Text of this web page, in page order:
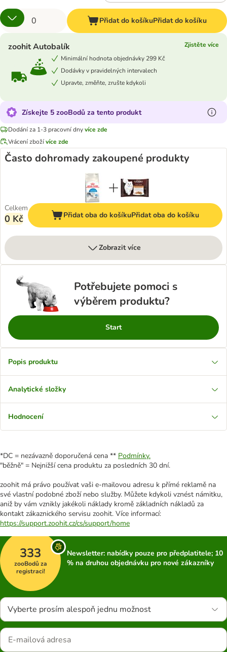
Přidat do košíkuPřidat do košíku
zoohit Autobalík
Zjistěte více
Minimální hodnota objednávky 299 Kč
Dodávky v pravidelných intervalech
Upravte, změňte, zrušte kdykoli
Získejte 5 zooBodů za tento produkt
Dodání za 1-3 pracovní dnyvíce zde
Vrácení zbožívíce zde
Často dohromady zakoupené produkty
Celkem
0 Kč Přidat oba do košíkuPřidat oba do košíku
Zobrazit více
Potřebujete pomoci s
výběrem produktu?
Start
Popis produktu
Analytické složky
Hodnocení
*DC = nezávazně doporučená cena ** Podmínky.
"běžně" = Nejnižší cena produktu za posledních 30 dní.
zoohit má právo používat vaši e-mailovou adresu k přímé reklamě na
své vlastní podobné zboží nebo služby. Můžete kdykoli vznést námitku,
aniž by vám vznikly jakékoli náklady kromě základních nákladů za
kontakt zákaznického servisu zoohit. Více informací:
https://support.zoohit.cz/cs/support/home
333
zooBodů za
registraci!
Newsletter: nabídky pouze pro předplatitele; 10
% na druhou objednávku pro nové zákazníky
Vyberte prosím alespoň jednu možnost